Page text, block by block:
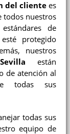
del clientees
todos nuestros
de
protegido
nuestros
están
de atención al
todas sus
todas sus
equipo de